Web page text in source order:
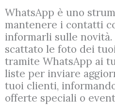
WhatsApp è uno
mantenere i contatti
informarli sulle
scattato le foto dei
tramite WhatsApp ai
liste per inviare
tuoi clienti,
offerte speciali o